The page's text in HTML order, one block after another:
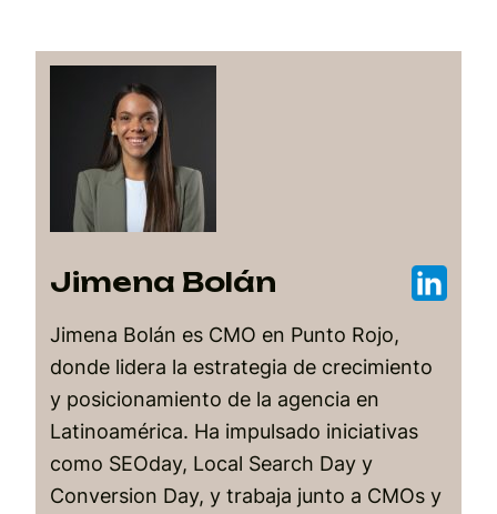
Jimena Bolán
Jimena Bolán es CMO en Punto Rojo,
donde lidera la estrategia de crecimiento
y posicionamiento de la agencia en
Latinoamérica. Ha impulsado iniciativas
como SEOday, Local Search Day y
Conversion Day, y trabaja junto a CMOs y